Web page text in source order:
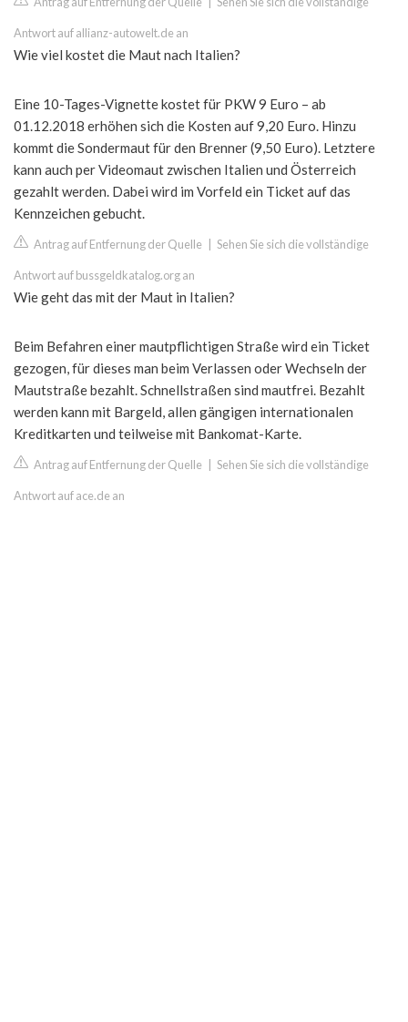
Antwort auf allianz-autowelt.de an
Wie viel kostet die Maut nach Italien?
Eine 10-Tages-Vignette kostet für PKW 9 Euro – ab
01.12.2018 erhöhen sich die Kosten auf 9,20 Euro. Hinzu
kommt die Sondermaut für den Brenner (9,50 Euro). Letztere
kann auch per Videomaut zwischen Italien und Österreich
gezahlt werden. Dabei wird im Vorfeld ein Ticket auf das
Kennzeichen gebucht.
Antrag auf Entfernung der Quelle Sehen Sie sich die vollständige
Antwort auf bussgeldkatalog.org an
Wie geht das mit der Maut in Italien?
Beim Befahren einer mautpflichtigen Straße wird ein Ticket
gezogen, für dieses man beim Verlassen oder Wechseln der
Mautstraße bezahlt. Schnellstraßen sind mautfrei. Bezahlt
werden kann mit Bargeld, allen gängigen internationalen
Kreditkarten und teilweise mit Bankomat-Karte.
Antrag auf Entfernung der Quelle Sehen Sie sich die vollständige
Antwort auf ace.de an